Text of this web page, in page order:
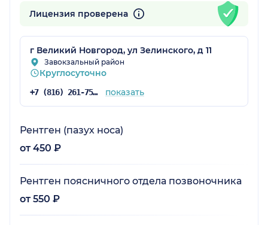
Лицензия проверена
г Великий Новгород, ул Зелинского, д 11
Завокзальный район
Круглосуточно
+7 (816) 261-75-63 показать
Рентген (пазух носа)
от 450 ₽
Рентген поясничного отдела позвоночника
от 550 ₽